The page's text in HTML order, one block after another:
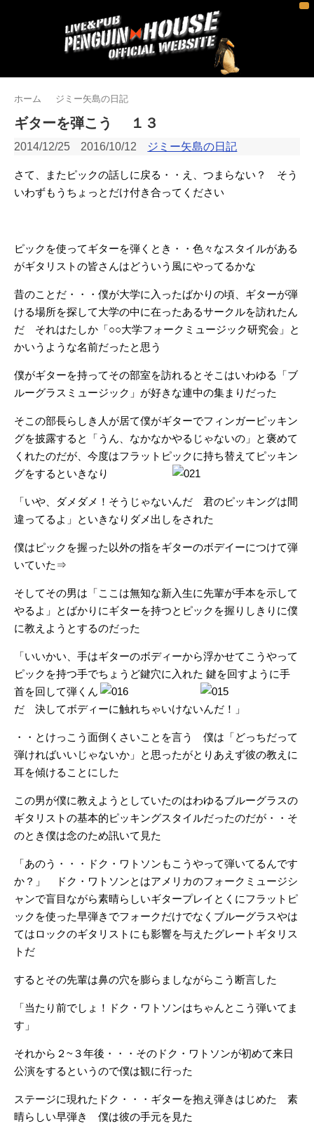
ホーム ジミー矢島の日記
ギターを弾こう １３
2014/12/25 2016/10/12 ジミー矢島の日記
さて、またピックの話しに戻る・・え、つまらない？ そう
いわずもうちょっとだけ付き合ってください
ピックを使ってギターを弾くとき・・色々なスタイルがある
がギタリストの皆さんはどういう風にやってるかな
昔のことだ・・・僕が大学に入ったばかりの頃、ギターが弾
ける場所を探して大学の中に在ったあるサークルを訪れたん
だ それはたしか「○○大学フォークミュージック研究会」と
かいうような名前だったと思う
僕がギターを持ってその部室を訪れるとそこはいわゆる「ブ
ルーグラスミュージック」が好きな連中の集まりだった
そこの部長らしき人が居て僕がギターでフィンガーピッキン
グを披露すると「うん、なかなかやるじゃないの」と褒めて
くれたのだが、今度はフラットピックに持ち替えてピッキン
グをするといきなり
「いや、ダメダメ！そうじゃないんだ 君のピッキングは間
違ってるよ」といきなりダメ出しをされた
僕はピックを握った以外の指をギターのボデイーにつけて弾
いていた⇒
そしてその男は「ここは無知な新入生に先輩が手本を示して
やるよ」とばかりにギターを持つとピックを握りしきりに僕
に教えようとするのだった
「いいかい、手はギターのボディーから浮かせてこうやって
ピックを持つ手でちょうど鍵穴に入れた 鍵を回すように手
首を回して弾くん
だ 決してボディーに触れちゃいけないんだ！」
・・とけっこう面倒くさいことを言う 僕は「どっちだって
弾ければいいじゃないか」と思ったがとりあえず彼の教えに
耳を傾けることにした
この男が僕に教えようとしていたのはわゆるブルーグラスの
ギタリストの基本的ピッキングスタイルだったのだが・・そ
のとき僕は念のため訊いて見た
「あのう・・・ドク・ワトソンもこうやって弾いてるんです
か？」 ドク・ワトソンとはアメリカのフォークミュージシ
ャンで盲目ながら素晴らしいギタープレイとくにフラットピ
ックを使った早弾きでフォークだけでなくブルーグラスやは
てはロックのギタリストにも影響を与えたグレートギタリス
トだ
するとその先輩は鼻の穴を膨らましながらこう断言した
「当たり前でしょ！ドク・ワトソンはちゃんとこう弾いてま
す」
それから２~３年後・・・そのドク・ワトソンが初めて来日
公演をするというので僕は観に行った
ステージに現れたドク・・・ギターを抱え弾きはじめた 素
晴らしい早弾き 僕は彼の手元を見た